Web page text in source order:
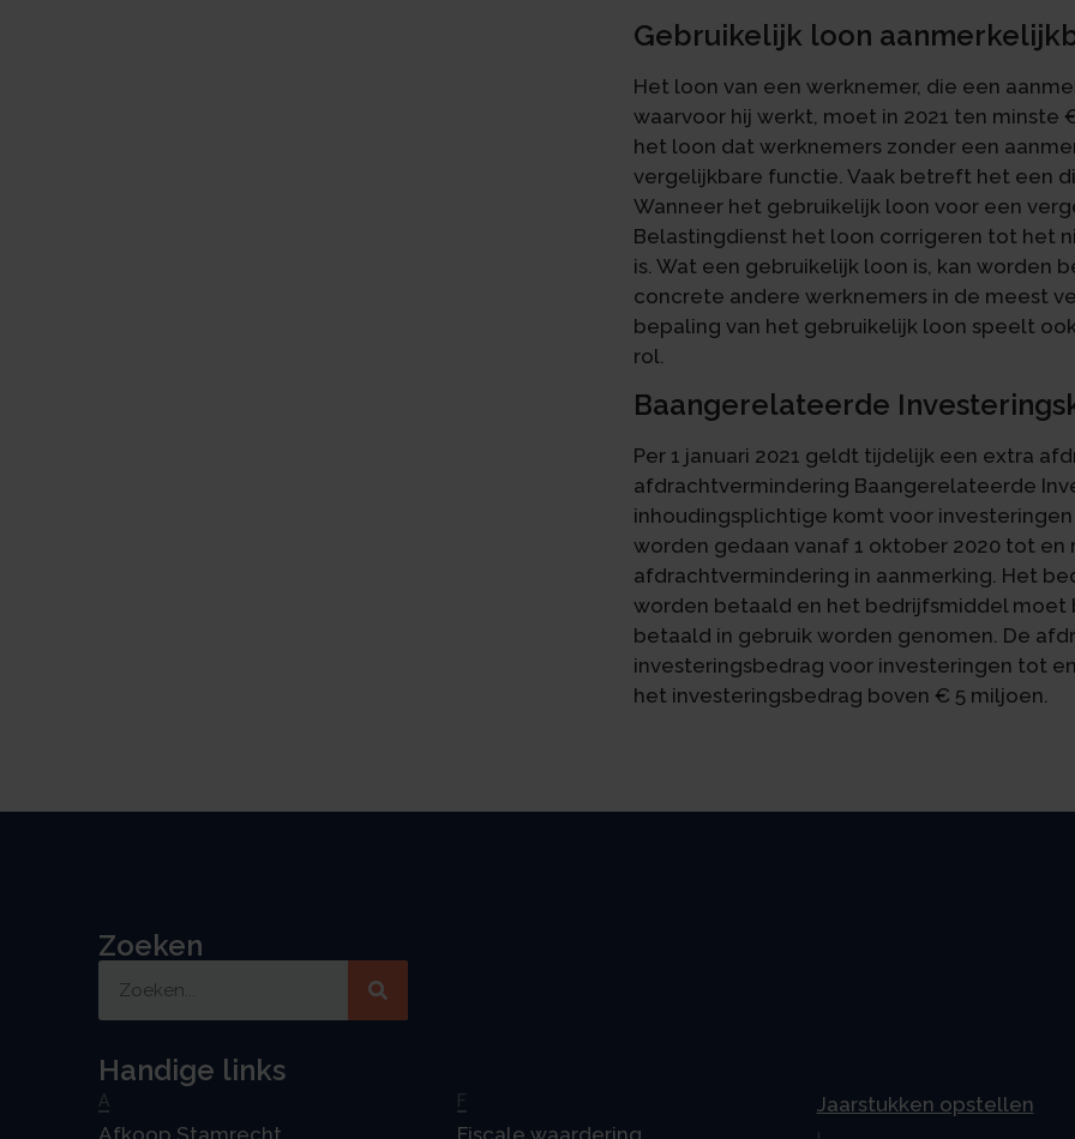
Gebruikelijk loon
Het loon van een werknemer, die een
waarvoor hij werkt, moet in 2021 ten minste
het loon dat werknemers zonder een
vergelijkbare functie. Vaak betreft het een
Wanneer het gebruikelijk loon voor een
Belastingdienst het loon corrigeren tot het
is. Wat een gebruikelijk loon is, kan worden
concrete andere werknemers in de meest
bepaling van het gebruikelijk loon speelt
rol.
Baangerelateerde
Per 1 januari 2021 geldt tijdelijk een extra
afdrachtvermindering Baangerelateerde
inhoudingsplichtige komt voor
worden gedaan vanaf 1 oktober 2020 tot
afdrachtvermindering in aanmerking. Het
worden betaald en het bedrijfsmiddel moet
betaald in gebruik worden genomen. De
investeringsbedrag voor investeringen tot
het investeringsbedrag boven € 5 miljoen.
Zoeken
Handige links
A F Jaarstukken opstellen